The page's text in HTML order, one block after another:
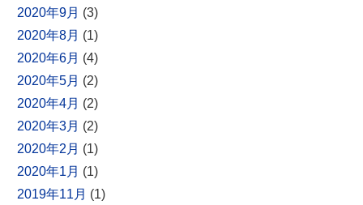
2020年9月 (3)
2020年8月 (1)
2020年6月 (4)
2020年5月 (2)
2020年4月 (2)
2020年3月 (2)
2020年2月 (1)
2020年1月 (1)
2019年11月 (1)